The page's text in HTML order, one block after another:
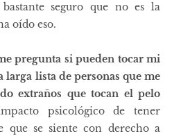
seguro que no es la
oído eso.
pregunta si pueden tocar mi
larga lista de personas que me
extraños que tocan el pelo
psicológico de tener
que se siente con derecho a